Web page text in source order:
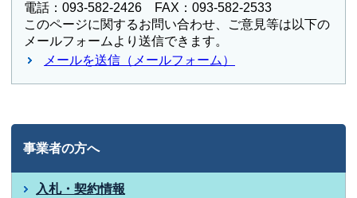
電話：093-582-2426 FAX：093-582-2533
このページに関するお問い合わせ、ご意見等は以下の
メールフォームより送信できます。
メールを送信（メールフォーム）
事業者の方へ
入札・契約情報